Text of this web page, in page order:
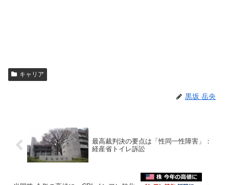
キャリア
黒坂 岳央
最高裁判決の要点は「性同一性障害」：
経産省トイレ訴訟